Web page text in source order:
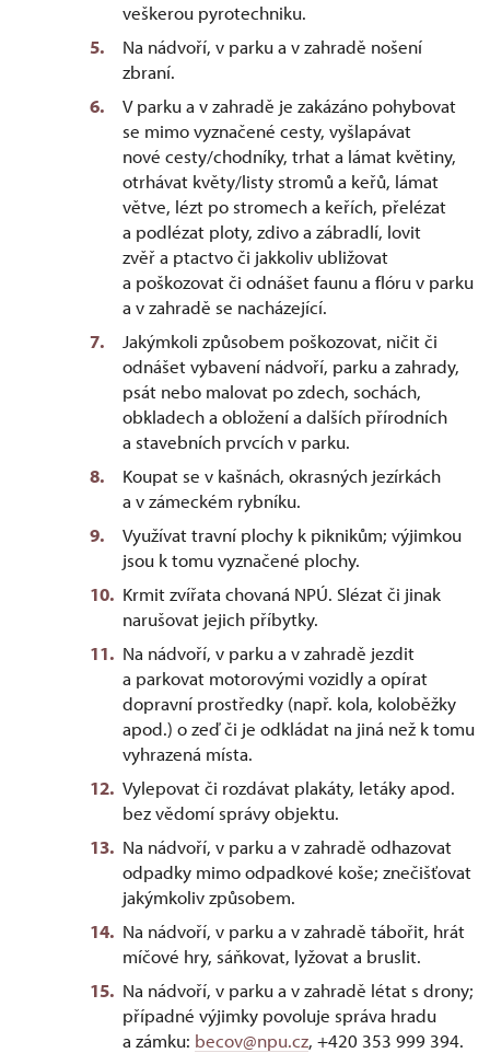
veškerou pyrotechniku.
Na nádvoří, v parku a v zahradě nošení
zbraní.
V parku a v zahradě je zakázáno pohybovat
se mimo vyznačené cesty, vyšlapávat
nové cesty/chodníky, trhat a lámat květiny,
otrhávat květy/listy stromů a keřů, lámat
větve, lézt po stromech a keřích, přelézat
a podlézat ploty, zdivo a zábradlí, lovit
zvěř a ptactvo či jakkoliv ubližovat
a poškozovat či odnášet faunu a flóru v parku
a v zahradě se nacházející.
Jakýmkoli způsobem poškozovat, ničit či
odnášet vybavení nádvoří, parku a zahrady,
psát nebo malovat po zdech, sochách,
obkladech a obložení a dalších přírodních
a stavebních prvcích v parku.
Koupat se v kašnách, okrasných jezírkách
a v zámeckém rybníku.
Využívat travní plochy k piknikům; výjimkou
jsou k tomu vyznačené plochy.
Krmit zvířata chovaná NPÚ. Slézat či jinak
narušovat jejich příbytky.
Na nádvoří, v parku a v zahradě jezdit
a parkovat motorovými vozidly a opírat
dopravní prostředky (např. kola, koloběžky
apod.) o zeď či je odkládat na jiná než k tomu
vyhrazená místa.
Vylepovat či rozdávat plakáty, letáky apod.
bez vědomí správy objektu.
Na nádvoří, v parku a v zahradě odhazovat
odpadky mimo odpadkové koše; znečišťovat
jakýmkoliv způsobem.
Na nádvoří, v parku a v zahradě tábořit, hrát
míčové hry, sáňkovat, lyžovat a bruslit.
Na nádvoří, v parku a v zahradě létat s drony;
případné výjimky povoluje správa hradu
a zámku: becov@npu.cz, +420 353 999 394.